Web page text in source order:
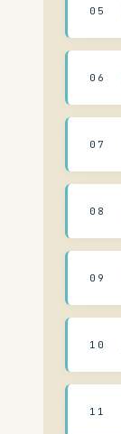
05
06
07
08
09
10
11